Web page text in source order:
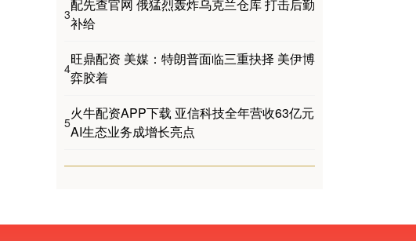
3
配先查官网 俄猛烈轰炸乌克兰仓库 打击后勤
补给
4
旺鼎配资 美媒：特朗普面临三重抉择 美伊博
弈胶着
5
火牛配资APP下载 亚信科技全年营收63亿元
AI生态业务成增长亮点